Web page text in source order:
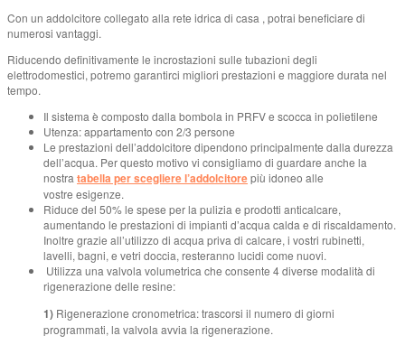
Con un addolcitore collegato alla rete idrica di casa , potrai beneficiare di
numerosi vantaggi.
Riducendo definitivamente le incrostazioni sulle tubazioni degli
elettrodomestici, potremo garantirci migliori prestazioni e maggiore durata nel
tempo.
Il sistema è composto dalla bombola in PRFV e scocca in polietilene
Utenza: appartamento con 2/3 persone
Le prestazioni dell’addolcitore dipendono principalmente dalla durezza
dell’acqua. Per questo motivo vi consigliamo di guardare anche la
nostra tabella per scegliere l’addolcitorepiù idoneo alle
vostre esigenze.
Riduce del 50% le spese per la pulizia e prodotti anticalcare,
aumentando le prestazioni di impianti d’acqua calda e di riscaldamento.
Inoltre grazie all’utilizzo di acqua priva di calcare, i vostri rubinetti,
lavelli, bagni, e vetri doccia, resteranno lucidi come nuovi.
Utilizza una valvola volumetrica che consente 4 diverse modalità di
rigenerazione delle resine:
1) Rigenerazione cronometrica: trascorsi il numero di giorni
programmati, la valvola avvia la rigenerazione.